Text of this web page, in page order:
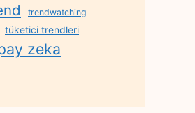
trendwatching
tüketici trendleri
zeka